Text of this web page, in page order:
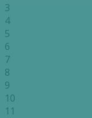
3
4
5
6
7
8
9
10
11